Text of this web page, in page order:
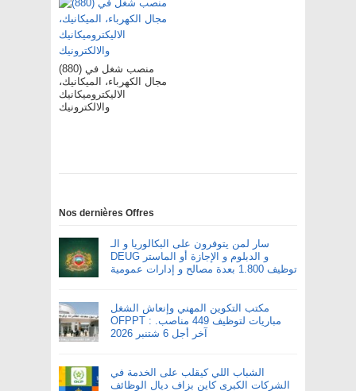
(880) منصب شغل في
مجال الكهرباء، الميكانيك،
الاليكتروميكانيك
والالكترونيك
Nos dernières Offres
سار لمن يتوفرون على البكالوريا و الـ
DEUG و الدبلوم و الإجازة أو الماستر
توظيف 1.800 بعدة مصالح و إدارات عمومية
مكتب التكوين المهني وإنعاش الشغل
OFPPT : مباريات لتوظيف 449 مناصب.
آخر أجل 6 شتنبر 2026
الشباب اللي كيقلب على الخدمة في
الشركات الكبرى كاين بزاف ديال الوظائف